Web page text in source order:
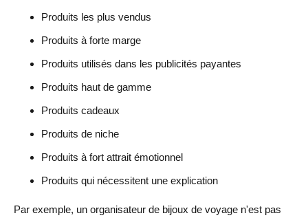
Produits les plus vendus
Produits à forte marge
Produits utilisés dans les publicités payantes
Produits haut de gamme
Produits cadeaux
Produits de niche
Produits à fort attrait émotionnel
Produits qui nécessitent une explication
Par exemple, un organisateur de bijoux de voyage n'est pas